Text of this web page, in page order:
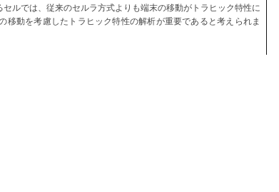
ルでは、従来のセルラ方式よりも端末の移動がトラヒック特性に
移動を考慮したトラヒック特性の解析が重要であると考えられま